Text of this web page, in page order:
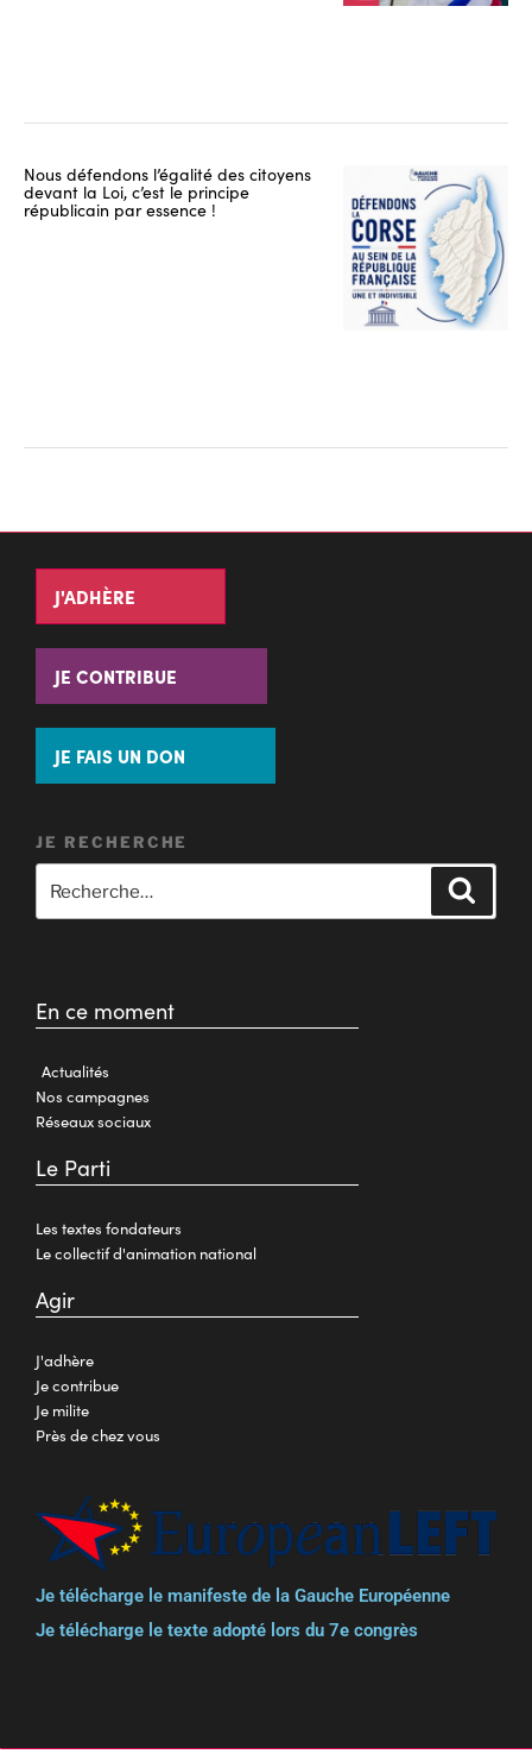
Nous défendons l’égalité des citoyens
devant la Loi, c’est le principe
républicain par essence !
J'ADHÈRE
JE CONTRIBUE
JE FAIS UN DON
JE RECHERCHE
En ce moment
Actualités
Nos campagnes
Réseaux sociaux
Le Parti
Les textes fondateurs
Le collectif d'animation national
Agir
J'adhère
Je contribue
Je milite
Près de chez vous
Je télécharge le manifeste de la Gauche Européenne
Je télécharge le texte adopté lors du 7e congrès